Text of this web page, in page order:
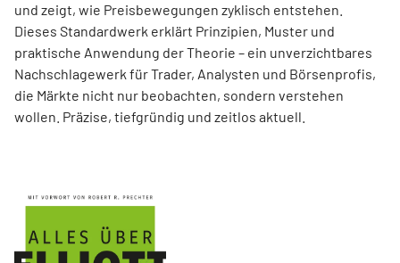
und zeigt, wie Preisbewegungen zyklisch entstehen.
Dieses Standardwerk erklärt Prinzipien, Muster und
praktische Anwendung der Theorie – ein unverzichtbares
Nachschlagewerk für Trader, Analysten und Börsenprofis,
die Märkte nicht nur beobachten, sondern verstehen
wollen. Präzise, tiefgründig und zeitlos aktuell.